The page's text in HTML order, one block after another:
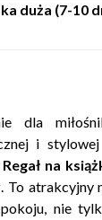
duża (7-10
dla
i
Regał na
. To atrakcyjny
nie